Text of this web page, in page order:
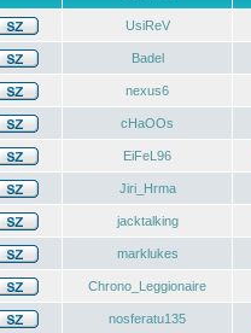
UsiReV
Badel
nexus6
cHaOOs
EiFeL96
Jiri_Hrma
jacktalking
marklukes
Chrono_Leggionaire
nosferatu135